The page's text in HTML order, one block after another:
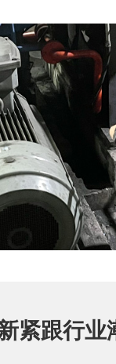
紧跟行业